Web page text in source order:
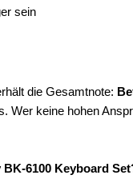
sein
die Gesamtnote:
Wer keine hohen
6100 Keyboard